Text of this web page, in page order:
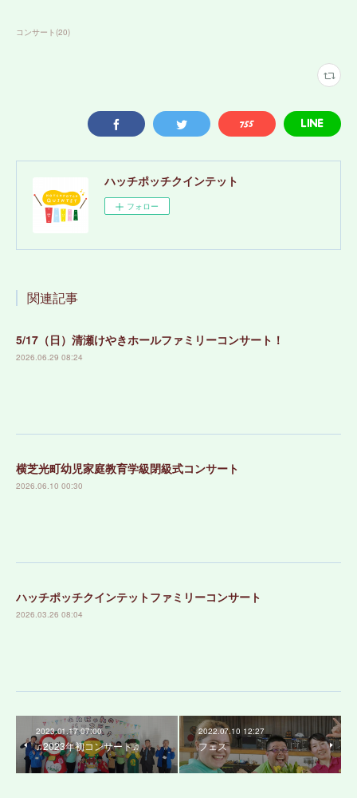
コンサート (20)
ハッチポッチクインテット
フォロー
関連記事
5/17（日）清瀬けやきホールファミリーコンサート！
2026.06.29 08:24
横芝光町幼児家庭教育学級閉級式コンサート
2026.06.10 00:30
ハッチポッチクインテットファミリーコンサート
2026.03.26 08:04
2023.01.17 07:00
♫2023年初コンサート♫
2022.07.10 12:27
フェス